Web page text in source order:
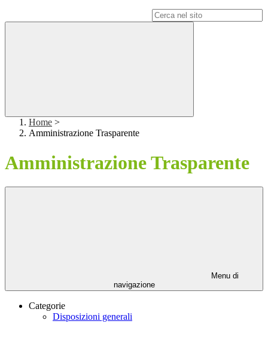
Home >
Amministrazione Trasparente
Amministrazione Trasparente
Menu di
navigazione
Categorie
Disposizioni generali